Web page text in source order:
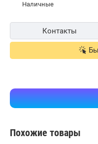
наличные
Контакты
Похожие товары